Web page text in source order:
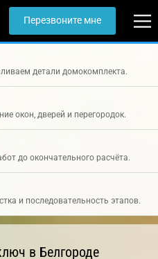
Перезвоните мне
детали домокомплекта.
окон, дверей и перегородок.
до окончательного расчёта.
и последовательность этапов.
в Белгороде